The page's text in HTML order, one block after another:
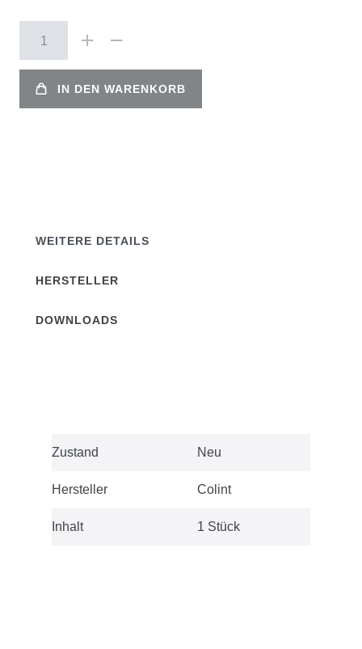
IN DEN WARENKORB
WEITERE DETAILS
HERSTELLER
DOWNLOADS
Technisches
Wert
Zustand Neu
Hersteller Colint
Inhalt 1 Stück